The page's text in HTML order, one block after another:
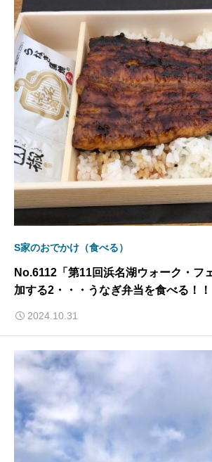
S家のおでかけ（食べる）
No.6112「第11回浜名湖ウォーク・フ
加する2・・・うなぎ弁当を食べる！！
2024.10.31